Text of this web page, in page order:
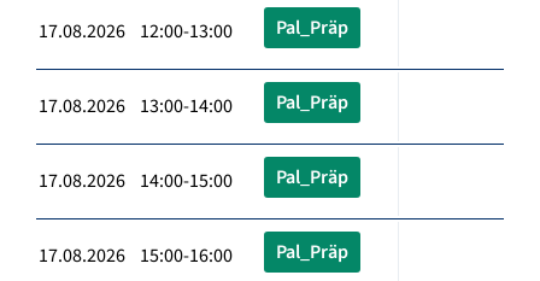
17.08.2026 12:00-13:00 Pal_Präp
17.08.2026 13:00-14:00 Pal_Präp
17.08.2026 14:00-15:00 Pal_Präp
17.08.2026 15:00-16:00 Pal_Präp